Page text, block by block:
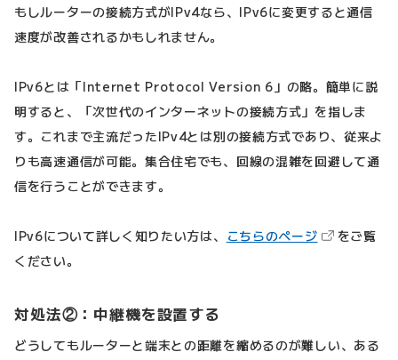
もしルーターの接続方式がIPv4なら、IPv6に変更すると通信
速度が改善されるかもしれません。
IPv6とは「Internet Protocol Version 6」の略。簡単に説
明すると、「次世代のインターネットの接続方式」を指しま
す。これまで主流だったIPv4とは別の接続方式であり、従来よ
りも高速通信が可能。集合住宅でも、回線の混雑を回避して通
信を行うことができます。
IPv6について詳しく知りたい方は、 こちらのページ（新しいタ
をご覧
ください。
対処法②：中継機を設置する
どうしてもルーターと端末との距離を縮めるのが難しい、ある